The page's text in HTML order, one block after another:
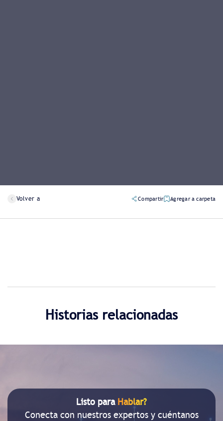
Volver a Compartir Agregar a carpeta
Historias relacionadas
Listo para Hablar?
Conecta con nuestros expertos y cuéntanos